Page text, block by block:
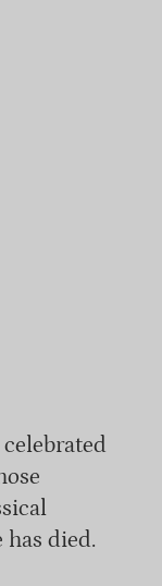
has died.